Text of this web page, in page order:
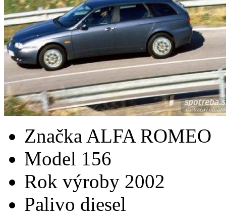
Značka ALFA ROMEO
Model 156
Rok výroby 2002
Palivo diesel